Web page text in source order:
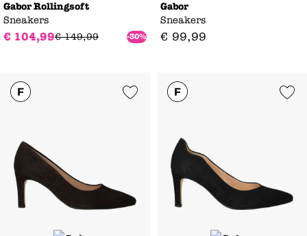
Gabor Rollingsoft
Sneakers
€ 104,99€ 149,99 -30%
Gabor
Sneakers
€ 99,99
Add to Wishlist Add to